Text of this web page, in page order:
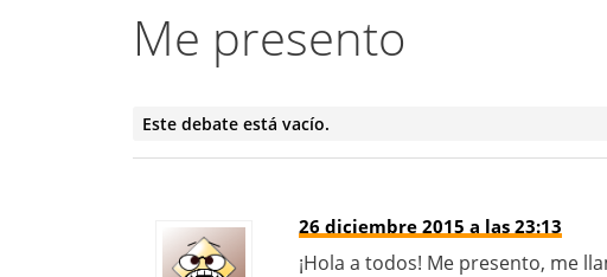
Me presento
Este debate está vacío.
26 diciembre 2015 a las 23:13
¡Hola a todos! Me presento, me